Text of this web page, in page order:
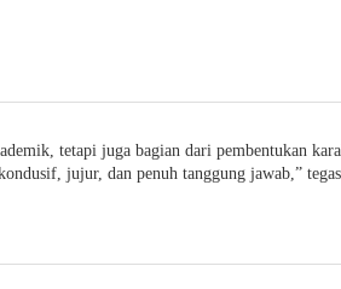
tetapi juga bagian dari pembentukan
jujur, dan penuh tanggung jawab,” tegas